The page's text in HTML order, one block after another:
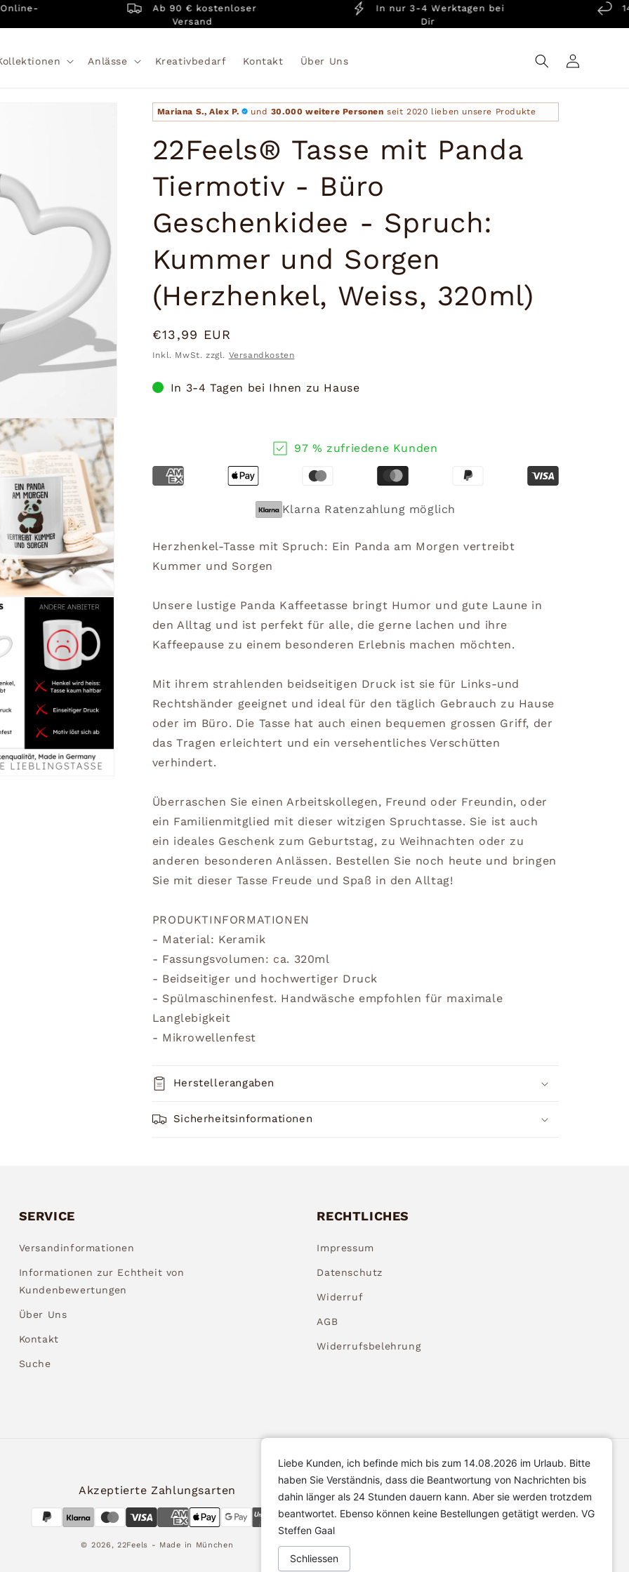
Ab 90 € kostenloser
Versand
In nur 3-4 Werktagen bei
14
Anlässe Kreativbedarf Kontakt Über Uns Einloggen
Mariana S., Alex P. und 30.000 weitere Personen seit 2020 lieben unsere Produkte
22Feels® Tasse mit Panda
Tiermotiv - Büro
Geschenkidee - Spruch:
Kummer und Sorgen
(Herzhenkel, Weiss, 320ml)
Normaler
Preis
€13,99 EUR
Inkl. MwSt. zzgl. Versandkosten
In 3-4 Tagen bei Ihnen zu Hause
97 % zufriedene Kunden
Klarna Ratenzahlung möglich
Herzhenkel-Tasse mit Spruch: Ein Panda am Morgen vertreibt
Kummer und Sorgen
Unsere lustige Panda Kaffeetasse bringt Humor und gute Laune in
den Alltag und ist perfekt für alle, die gerne lachen und ihre
Kaffeepause zu einem besonderen Erlebnis machen möchten.
Mit ihrem strahlenden beidseitigen Druck ist sie für Links-und
Rechtshänder geeignet und ideal für den täglich Gebrauch zu Hause
oder im Büro. Die Tasse hat auch einen bequemen grossen Griff, der
das Tragen erleichtert und ein versehentliches Verschütten
verhindert.
Überraschen Sie einen Arbeitskollegen, Freund oder Freundin, oder
ein Familienmitglied mit dieser witzigen Spruchtasse. Sie ist auch
ein ideales Geschenk zum Geburtstag, zu Weihnachten oder zu
anderen besonderen Anlässen. Bestellen Sie noch heute und bringen
Sie mit dieser Tasse Freude und Spaß in den Alltag!
PRODUKTINFORMATIONEN
- Material: Keramik
- Fassungsvolumen: ca. 320ml
- Beidseitiger und hochwertiger Druck
- Spülmaschinenfest. Handwäsche empfohlen für maximale
Langlebigkeit
- Mikrowellenfest
Herstellerangaben
Sicherheitsinformationen
SERVICE
Versandinformationen
Informationen zur Echtheit von
Kundenbewertungen
Über Uns
Kontakt
Suche
RECHTLICHES
Impressum
Datenschutz
Widerruf
AGB
Widerrufsbelehrung
Akzeptierte Zahlungsarten
© 2026,22Feels - Made in München
Liebe Kunden, ich befinde mich bis zum 14.08.2026 im Urlaub. Bitte
haben Sie Verständnis, dass die Beantwortung von Nachrichten bis
dahin länger als 24 Stunden dauern kann. Aber sie werden trotzdem
beantwortet. Ebenso können keine Bestellungen getätigt werden. VG
Steffen Gaal
Schliessen